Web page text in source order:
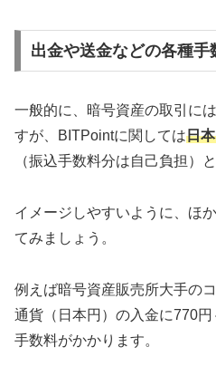
出金や送金などの各種手
一般的に、暗号資産の取引に
すが、BITPointに関しては日
（振込手数料分は自己負担）
イメージしやすいように、ほ
てみましょう。
例えば暗号資産販売所大手の
通貨（日本円）の入金に770
手数料がかかります。